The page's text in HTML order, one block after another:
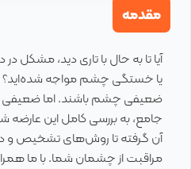
مقدمه
آیا تا به حال با تاری دید، مشکل
یا خستگی چشم مواجه شده‌اید؟
ضعیفی چشم باشند. اما
جامع، به بررسی کامل این عارضه
آن گرفته تا روش‌های تشخیص و
مراقبت از چشمان شما. با ما